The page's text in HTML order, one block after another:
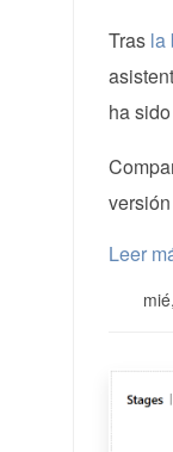
Tras la
ha
Leer